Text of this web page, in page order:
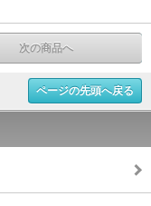
次の商品へ
ページの先頭へ戻る